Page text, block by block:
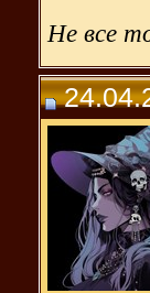
Не все